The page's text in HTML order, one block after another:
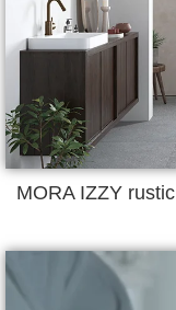
MORA IZZY rustic